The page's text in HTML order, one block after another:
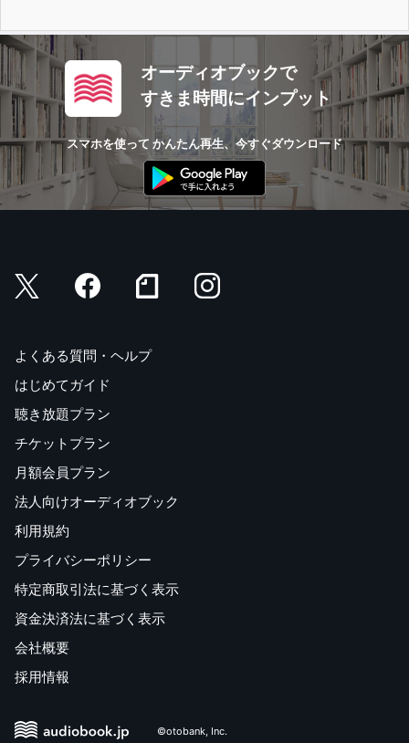
オーディオブックで
すきま時間にインプット
スマホを使って かんたん再生、今すぐダウンロード
よくある質問・ヘルプ
はじめてガイド
聴き放題プラン
チケットプラン
月額会員プラン
法人向けオーディオブック
利用規約
プライバシーポリシー
特定商取引法に基づく表示
資金決済法に基づく表示
会社概要
採用情報
©otobank, Inc.